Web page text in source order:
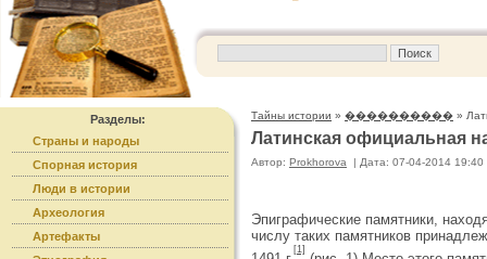
Разделы:
Страны и народы
Спорная история
Люди в истории
Археология
Артефакты
Тайны истории » ���������� »
Латинская официальная
Автор: Prokhorova | Дата: 07-04-2014 19:40
Эпиграфические памятники,
числу та­ких памятников
[1]